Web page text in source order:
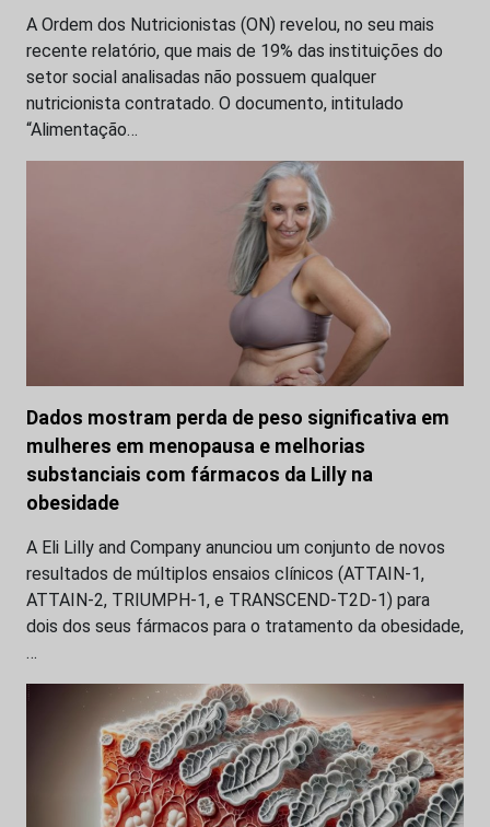
A Ordem dos Nutricionistas (ON) revelou, no seu mais
recente relatório, que mais de 19% das instituições do
setor social analisadas não possuem qualquer
nutricionista contratado. O documento, intitulado
“Alimentação…
Dados mostram perda de peso significativa em
mulheres em menopausa e melhorias
substanciais com fármacos da Lilly na
obesidade
A Eli Lilly and Company anunciou um conjunto de novos
resultados de múltiplos ensaios clínicos (ATTAIN-1,
ATTAIN-2, TRIUMPH-1, e TRANSCEND-T2D-1) para
dois dos seus fármacos para o tratamento da obesidade,
…